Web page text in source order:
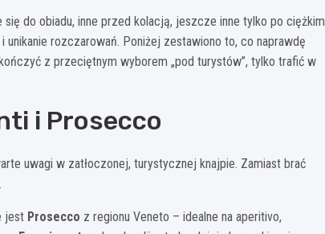
się do obiadu, inne przed kolacją, jeszcze inne tylko po ciężkim
unikanie rozczarowań. Poniżej zestawiono to, co naprawdę
z przeciętnym wyborem „pod turystów”, tylko trafić w
i Prosecco
uwagi w zatłoczonej, turystycznej knajpie. Zamiast brać
jest Prosecco z regionu Veneto – idealne na aperitivo,